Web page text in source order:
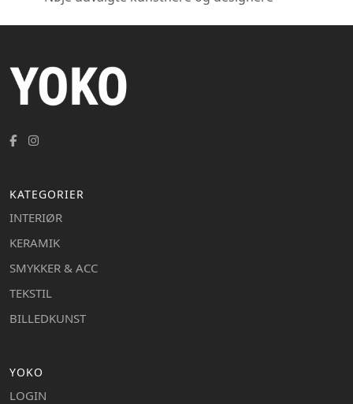
KATEGORIER
INTERIØR
KERAMIK
SMYKKER & ACC
TEKSTIL
BILLEDKUNST
YOKO
LOGIN